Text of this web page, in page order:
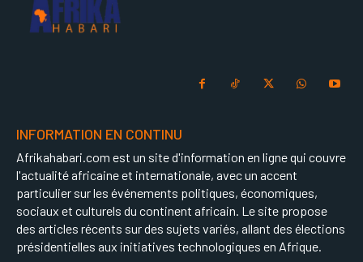
INFORMATION EN CONTINU
Afrikahabari.com est un site d'information en ligne qui couvre
l'actualité africaine et internationale, avec un accent
particulier sur les événements politiques, économiques,
sociaux et culturels du continent africain. Le site propose
des articles récents sur des sujets variés, allant des élections
présidentielles aux initiatives technologiques en Afrique.